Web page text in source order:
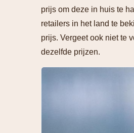
prijs om deze in huis te
retailers in het land te
prijs. Vergeet ook niet te
dezelfde prijzen.